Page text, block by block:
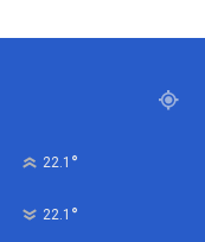
22.1 °
22.1 °